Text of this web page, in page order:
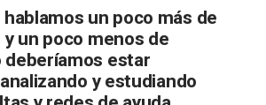
un poco más de
un poco menos de
deberíamos estar
y estudiando